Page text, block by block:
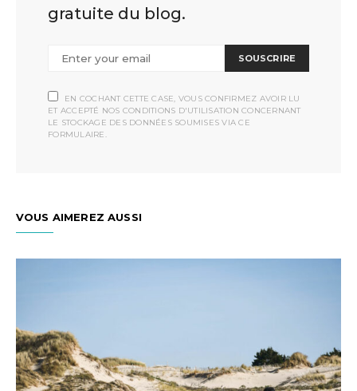
gratuite du blog.
SOUSCRIRE
EN COCHANT CETTE CASE, VOUS CONFIRMEZ AVOIR LU
ET ACCEPTÉ NOS CONDITIONS D'UTILISATION CONCERNANT
LE STOCKAGE DES DONNÉES SOUMISES VIA CE
FORMULAIRE.
VOUS AIMEREZ AUSSI